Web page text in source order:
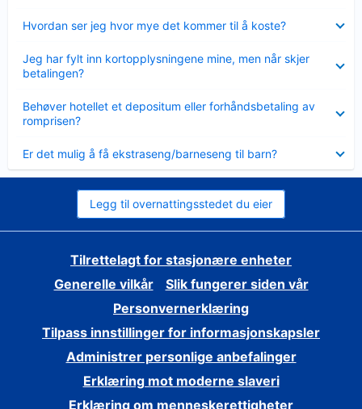
Hvordan ser jeg hvor mye det kommer til å koste?
mindre
Jeg har fylt inn kortopplysningene mine, men når skjer
betalingen?
mindre
Behøver hotellet et depositum eller forhåndsbetaling av
romprisen?
mindre
Er det mulig å få ekstraseng/barneseng til barn?
mindre
Legg til overnattingsstedet du eier
Tilrettelagt for stasjonære enheter
Generelle vilkår
Slik fungerer siden vår
Personvernerklæring
Tilpass innstillinger for informasjonskapsler
Administrer personlige anbefalinger
Erklæring mot moderne slaveri
Erklæring om menneskerettigheter